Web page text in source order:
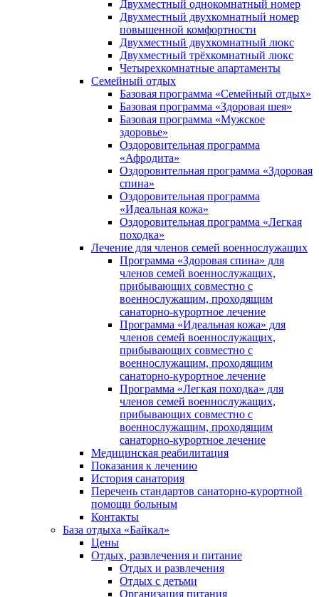
Двухместный однокомнатный номер
Двухместный двухкомнатный номер
повышенной комфортности
Двухместный двухкомнатный люкс
Двухместный трёхкомнатный люкс
Четырехкомнатные апартаменты
Семейный отдых
Базовая программа «Семейный отдых»
Базовая программа «Здоровая шея»
Базовая программа «Мужское
здоровье»
Оздоровительная программа
«Афродита»
Оздоровительная программа «Здоровая
спина»
Оздоровительная программа
«Идеальная кожа»
Оздоровительная программа «Легкая
походка»
Лечение для членов семей военнослужащих
Программа «Здоровая спина» для
членов семей военнослужащих,
прибывающих совместно с
военнослужащим, проходящим
санаторно-курортное лечение
Программа «Идеальная кожа» для
членов семей военнослужащих,
прибывающих совместно с
военнослужащим, проходящим
санаторно-курортное лечение
Программа «Легкая походка» для
членов семей военнослужащих,
прибывающих совместно с
военнослужащим, проходящим
санаторно-курортное лечение
Медицинская реабилитация
Показания к лечению
История санатория
Перечень стандартов санаторно-курортной
помощи больным
Контакты
База отдыха «Байкал»
Цены
Отдых, развлечения и питание
Отдых и развлечения
Отдых с детьми
Организация питания